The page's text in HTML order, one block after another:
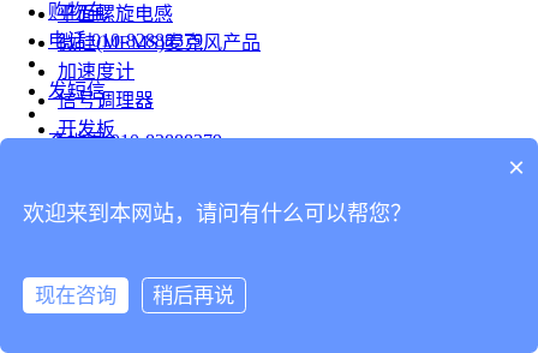
平面螺旋电感
微硅(MEMS)麦克风产品
加速度计
信号调理器
开发板
台式仪表
连接器
购物车
电话 010-82888379
发短信
查地图 010-82888379
分享
×
欢迎来到本网站，请问有什么可以帮您？
现在咨询 稍后再说